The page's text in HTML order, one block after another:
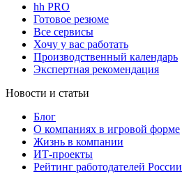
hh PRO
Готовое резюме
Все сервисы
Хочу у вас работать
Производственный календарь
Экспертная рекомендация
Новости и статьи
Блог
О компаниях в игровой форме
Жизнь в компании
ИТ-проекты
Рейтинг работодателей России